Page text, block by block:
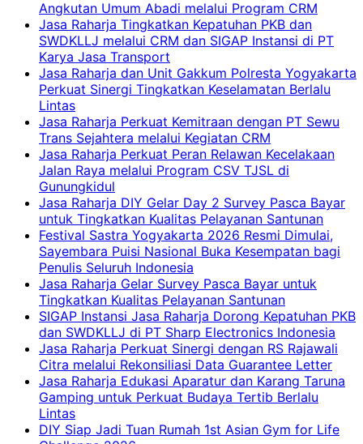
Angkutan Umum Abadi melalui Program CRM
Jasa Raharja Tingkatkan Kepatuhan PKB dan
SWDKLLJ melalui CRM dan SIGAP Instansi di PT
Karya Jasa Transport
Jasa Raharja dan Unit Gakkum Polresta Yogyakarta
Perkuat Sinergi Tingkatkan Keselamatan Berlalu
Lintas
Jasa Raharja Perkuat Kemitraan dengan PT Sewu
Trans Sejahtera melalui Kegiatan CRM
Jasa Raharja Perkuat Peran Relawan Kecelakaan
Jalan Raya melalui Program CSV TJSL di
Gunungkidul
Jasa Raharja DIY Gelar Day 2 Survey Pasca Bayar
untuk Tingkatkan Kualitas Pelayanan Santunan
Festival Sastra Yogyakarta 2026 Resmi Dimulai,
Sayembara Puisi Nasional Buka Kesempatan bagi
Penulis Seluruh Indonesia
Jasa Raharja Gelar Survey Pasca Bayar untuk
Tingkatkan Kualitas Pelayanan Santunan
SIGAP Instansi Jasa Raharja Dorong Kepatuhan PKB
dan SWDKLLJ di PT Sharp Electronics Indonesia
Jasa Raharja Perkuat Sinergi dengan RS Rajawali
Citra melalui Rekonsiliasi Data Guarantee Letter
Jasa Raharja Edukasi Aparatur dan Karang Taruna
Gamping untuk Perkuat Budaya Tertib Berlalu
Lintas
DIY Siap Jadi Tuan Rumah 1st Asian Gym for Life